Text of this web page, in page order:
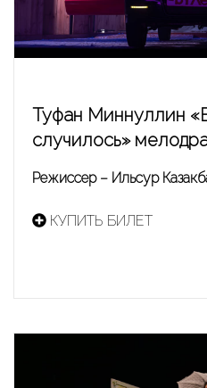
Туфан Миннуллин
случилось»
Режиссер – Ильсур
КУПИТЬ БИЛЕТ